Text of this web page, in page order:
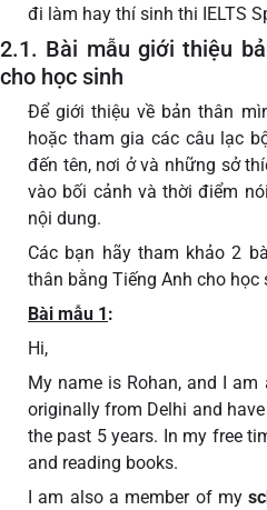
đi làm hay thí sinh thi IELTS
2.1. Bài mẫu giới thiệu
cho học sinh
Để giới thiệu về bản thân
hoặc tham gia các câu lạc
đến tên, nơi ở và những sở
vào bối cảnh và thời điểm
nội dung.
Các bạn hãy tham khảo 2
thân bằng Tiếng Anh cho học
Bài mẫu 1 :
Hi,
My name is Rohan, and I
originally from Delhi and
the past 5 years. In my free
and reading books.
I am also a member of my